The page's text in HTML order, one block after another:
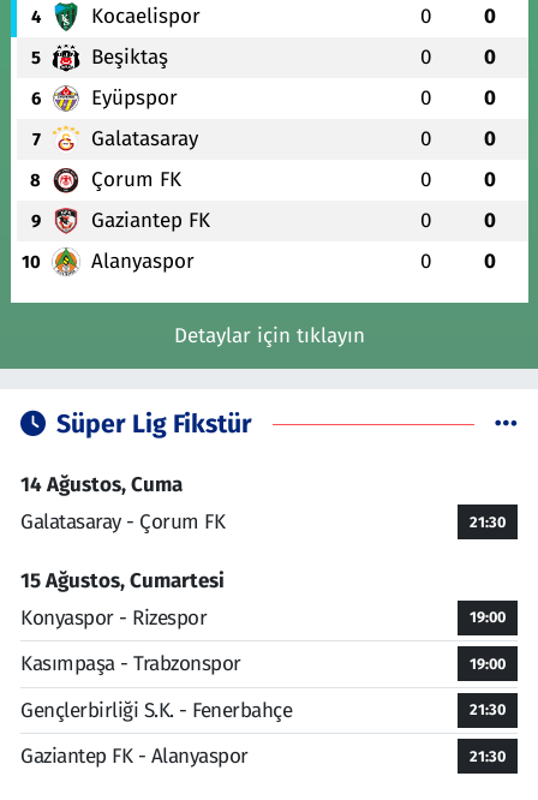
4 Kocaelispor 0 0
5 Beşiktaş 0 0
6 Eyüpspor 0 0
7 Galatasaray 0 0
8 Çorum FK 0 0
9 Gaziantep FK 0 0
10 Alanyaspor 0 0
Detaylar için tıklayın
Süper Lig Fikstür
14 Ağustos, Cuma
Galatasaray - Çorum FK
21:30
15 Ağustos, Cumartesi
Konyaspor - Rizespor
19:00
Kasımpaşa - Trabzonspor 19:00
Gençlerbirliği S.K. - Fenerbahçe 21:30
Gaziantep FK - Alanyaspor 21:30